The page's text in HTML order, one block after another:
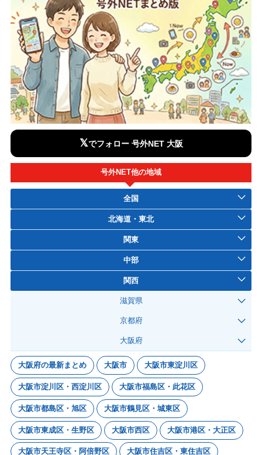
𝕏でフォロー 号外NET 大阪
号外NET他の地域
全国
北海道・東北
関東
中部
関西
滋賀県
京都府
大阪府
大阪府の最新まとめ 大阪市 大阪市東淀川区
大阪市淀川区・西淀川区 大阪市福島区・此花区
大阪市都島区・旭区 大阪市鶴見区・城東区
大阪市東成区・生野区 大阪市西区 大阪市港区・大正区
大阪市天王寺区・阿倍野区 大阪市住吉区・東住吉区